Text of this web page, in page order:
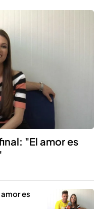
"El amor es
es